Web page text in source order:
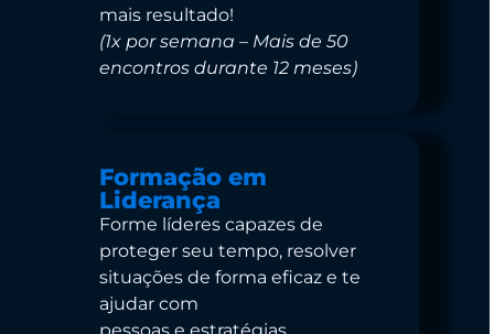
mais resultado!
(1x por semana – Mais de 50
encontros durante 12 meses)
Formação em
Liderança
Forme líderes capazes de
proteger seu tempo, resolver
situações de forma eficaz e te
ajudar com